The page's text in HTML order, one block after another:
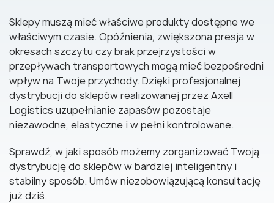
Sklepy muszą mieć właściwe produkty dostępne we
właściwym czasie. Opóźnienia, zwiększona presja w
okresach szczytu czy brak przejrzystości w
przepływach transportowych mogą mieć bezpośredni
wpływ na Twoje przychody. Dzięki profesjonalnej
dystrybucji do sklepów realizowanej przez Axell
Logistics uzupełnianie zapasów pozostaje
niezawodne, elastyczne i w pełni kontrolowane.
Sprawdź, w jaki sposób możemy zorganizować Twoją
dystrybucję do sklepów w bardziej inteligentny i
stabilny sposób. Umów niezobowiązującą konsultację
już dziś.